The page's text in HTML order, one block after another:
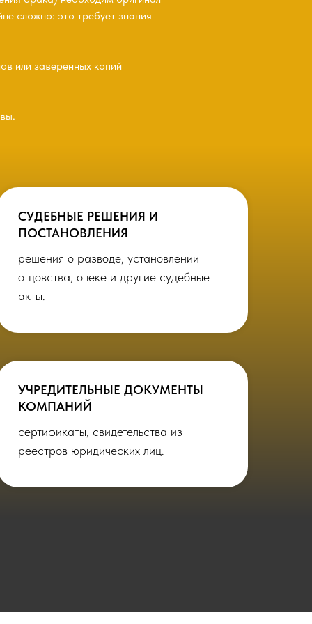
сложно: это требует знания
или заверенных копий
СУДЕБНЫЕ РЕШЕНИЯ И
ПОСТАНОВЛЕНИЯ
решения о разводе, установлении
отцовства, опеке и другие судебные
акты.
УЧРЕДИТЕЛЬНЫЕ ДОКУМЕНТЫ
КОМПАНИЙ
сертификаты, свидетельства из
реестров юридических лиц.